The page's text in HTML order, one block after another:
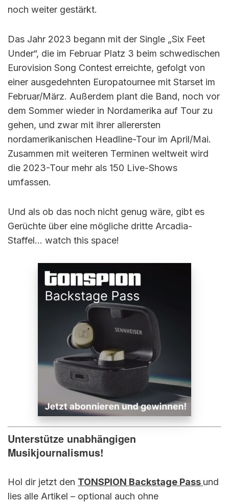
noch weiter gestärkt.
Das Jahr 2023 begann mit der Single „Six Feet
Under“, die im Februar Platz 3 beim schwedischen
Eurovision Song Contest erreichte, gefolgt von
einer ausgedehnten Europatournee mit Starset im
Februar/März. Außerdem plant die Band, noch vor
dem Sommer wieder in Nordamerika auf Tour zu
gehen, und zwar mit ihrer allerersten
nordamerikanischen Headline-Tour im April/Mai.
Zusammen mit weiteren Terminen weltweit wird
die 2023-Tour mehr als 150 Live-Shows
umfassen.
Und als ob das noch nicht genug wäre, gibt es
Gerüchte über eine mögliche dritte Arcadia-
Staffel… watch this space!
Unterstütze unabhängigen
Musikjournalismus!
Hol dir jetzt den TONSPION Backstage Pass und
lies alle Artikel – optional auch ohne